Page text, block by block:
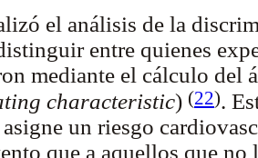
el análisis de la
entre quienes
mediante el cálculo del
characteristic) (22).
asigne un riesgo
que a aquellos que